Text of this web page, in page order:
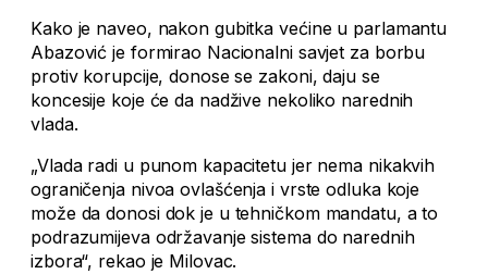
Kako je naveo, nakon gubitka većine u parlamantu
Abazović je formirao Nacionalni savjet za borbu
protiv korupcije, donose se zakoni, daju se
koncesije koje će da nadžive nekoliko narednih
vlada.
„Vlada radi u punom kapacitetu jer nema nikakvih
ograničenja nivoa ovlašćenja i vrste odluka koje
može da donosi dok je u tehničkom mandatu, a to
podrazumijeva održavanje sistema do narednih
izbora“, rekao je Milovac.